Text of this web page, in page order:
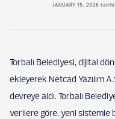
JANUARY 15, 2026
Torbalı Belediyesi, dijital
ekleyerek Netcad Yazılım
devreye aldı. Torbalı
verilere göre, yeni